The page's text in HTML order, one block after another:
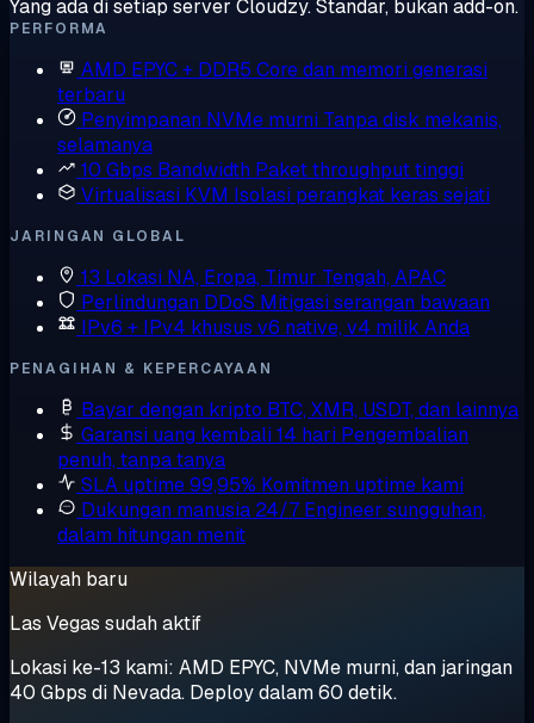
Yang ada di setiap server Cloudzy. Standar, bukan add-on.
PERFORMA
AMD EPYC + DDR5 Core dan memori generasi
terbaru
Penyimpanan NVMe murni Tanpa disk mekanis,
selamanya
10 Gbps Bandwidth Paket throughput tinggi
Virtualisasi KVM Isolasi perangkat keras sejati
JARINGAN GLOBAL
13 Lokasi NA, Eropa, Timur Tengah, APAC
Perlindungan DDoS Mitigasi serangan bawaan
IPv6 + IPv4 khusus v6 native, v4 milik Anda
PENAGIHAN & KEPERCAYAAN
Bayar dengan kripto BTC, XMR, USDT, dan lainnya
Garansi uang kembali 14 hari Pengembalian
penuh, tanpa tanya
SLA uptime 99,95% Komitmen uptime kami
Dukungan manusia 24/7 Engineer sungguhan,
dalam hitungan menit
Wilayah baru
Las Vegas sudah aktif
Lokasi ke-13 kami: AMD EPYC, NVMe murni, dan jaringan
40 Gbps di Nevada. Deploy dalam 60 detik.